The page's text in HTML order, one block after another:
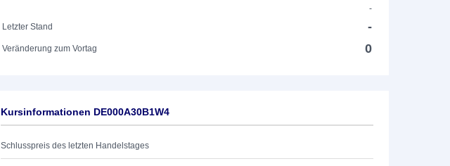
-
Letzter Stand
-
Veränderung zum Vortag 0
Kursinformationen DE000A30B1W4
Schlusspreis des letzten Handelstages